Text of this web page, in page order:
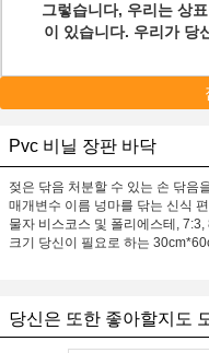
그렇습니다, 우리는 상
이 있습니다. 우리가 당
Pvc 비닐 장판 바닥
젖은 닦음 처분할 수 있는 손 닦음
매개변수 이름 넝마를 닦는 신식
물자 비스코스 및 폴리에스테,
크기 당신이 필요로 하는
당신은 또한 좋아할지도